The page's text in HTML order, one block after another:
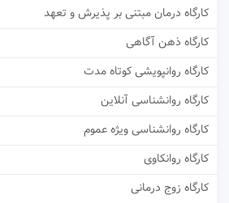
کارگاه درمان مبتنی بر پذیرش و تعهد
کارگاه ذهن آگاهی
کارگاه روانپویشی کوتاه مدت
کارگاه روانشناسی آنلاین
کارگاه روانشناسی ویژه عموم
کارگاه روانکاوی
کارگاه زوج درمانی